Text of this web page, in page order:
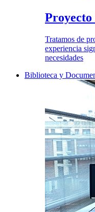
Proyecto
Tratamos de
experiencia
necesidades
Biblioteca y